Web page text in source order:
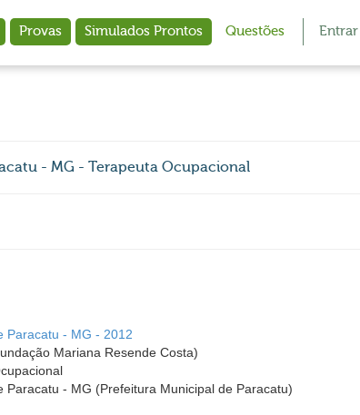
Provas Simulados Prontos Questões Entrar
- MG - Terapeuta Ocupacional
Paracatu - MG - 2012
Mariana Resende Costa)
Paracatu - MG (Prefeitura Municipal de Paracatu)